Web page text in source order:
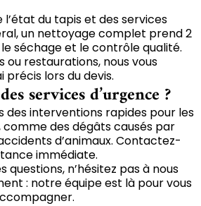
l’état du tapis et des services
un nettoyage complet prend 2
séchage et le contrôle qualité.
ou restaurations, nous vous
précis lors du devis.
services d’urgence ?
des interventions rapides pour les
des dégâts causés par
d’animaux. Contactez-
immédiate.
questions, n’hésitez pas à nous
: notre équipe est là pour vous